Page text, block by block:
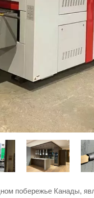
побережье Канады,